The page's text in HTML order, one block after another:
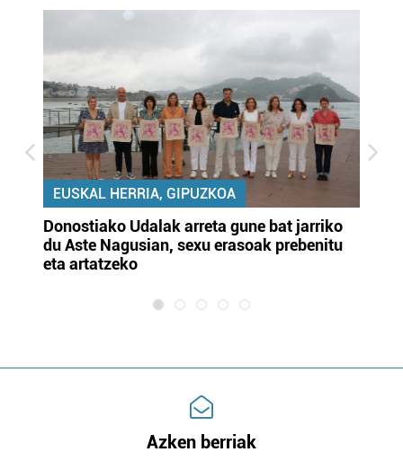
EUSKAL HERRIA, GIPUZKOA
Donostiako Udalak arreta gune bat jarriko
du Aste Nagusian, sexu erasoak prebenitu
eta artatzeko
Azken berriak